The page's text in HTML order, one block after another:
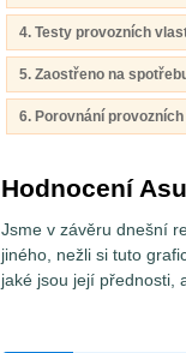
4. Testy provozních
5. Zaostřeno na
6. Porovnání
Hodnocení
Jsme v závěru dnešní
jiného, nežli si tuto
jaké jsou její přednosti,